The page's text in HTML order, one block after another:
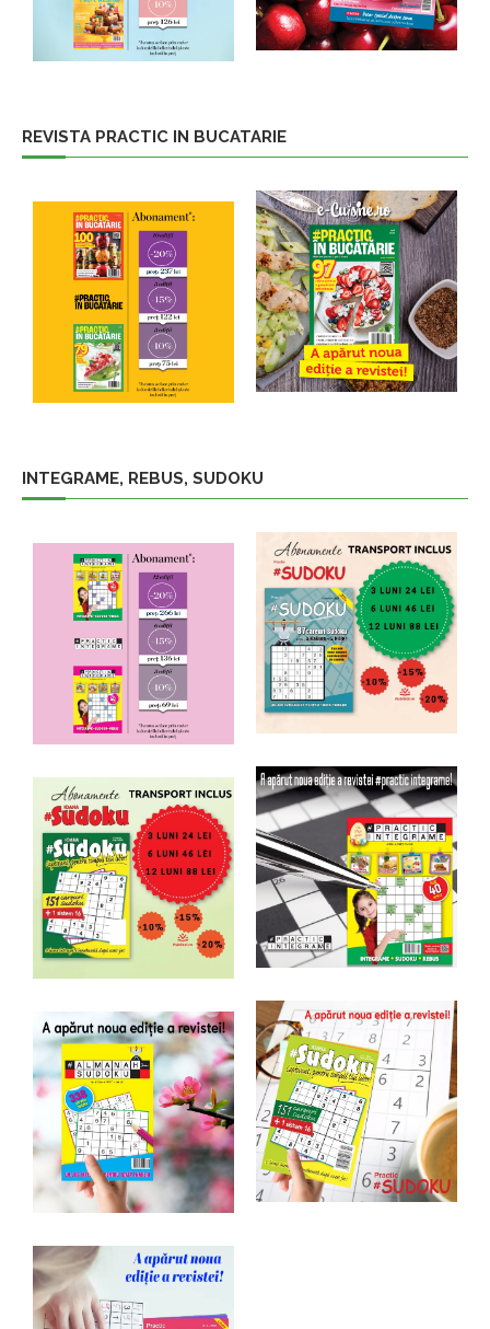
REVISTA PRACTIC IN BUCATARIE
INTEGRAME, REBUS, SUDOKU